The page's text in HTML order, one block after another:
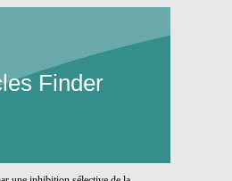
Finder